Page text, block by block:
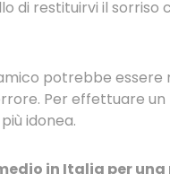
di restituirvi il sorriso
potrebbe essere
Per effettuare un
idonea.
in Italia per una